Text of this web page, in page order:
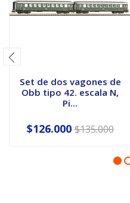
Set de dos vagones de
Obb tipo 42. escala N,
Pi...
$126.000 $135.000